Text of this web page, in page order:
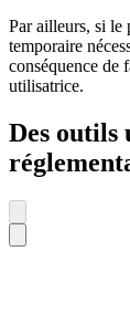
Par ailleurs, si le
temporaire
conséquence de
utilisatrice.
Des outils